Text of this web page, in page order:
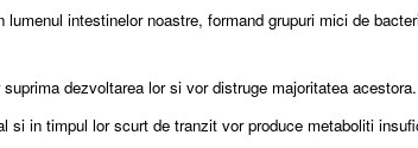
intestinelor noastre, formand grupuri mici de
dezvoltarea lor si vor distruge majoritatea acestora.
in timpul lor scurt de tranzit vor produce metaboliti